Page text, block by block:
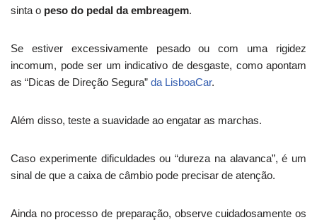
sinta o peso do pedal da embreagem.
Se estiver excessivamente pesado ou com uma rigidez
incomum, pode ser um indicativo de desgaste, como apontam
as “Dicas de Direção Segura” da LisboaCar.
Além disso, teste a suavidade ao engatar as marchas.
Caso experimente dificuldades ou “dureza na alavanca”, é um
sinal de que a caixa de câmbio pode precisar de atenção.
Ainda no processo de preparação, observe cuidadosamente os